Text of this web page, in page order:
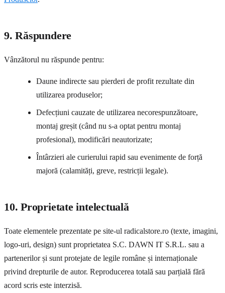
9. Răspundere
Vânzătorul nu răspunde pentru:
Daune indirecte sau pierderi de profit rezultate din
utilizarea produselor;
Defecțiuni cauzate de utilizarea necorespunzătoare,
montaj greșit (când nu s-a optat pentru montaj
profesional), modificări neautorizate;
Întârzieri ale curierului rapid sau evenimente de forță
majoră (calamități, greve, restricții legale).
10. Proprietate intelectuală
Toate elementele prezentate pe site-ul radicalstore.ro (texte, imagini,
logo-uri, design) sunt proprietatea S.C. DAWN IT S.R.L. sau a
partenerilor și sunt protejate de legile române și internaționale
privind drepturile de autor. Reproducerea totală sau parțială fără
acord scris este interzisă.